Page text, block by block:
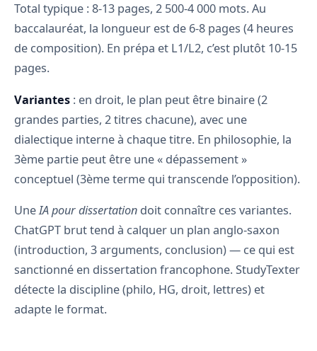
Total typique : 8-13 pages, 2 500-4 000 mots. Au
baccalauréat, la longueur est de 6-8 pages (4 heures
de composition). En prépa et L1/L2, c’est plutôt 10-15
pages.
Variantes : en droit, le plan peut être binaire (2
grandes parties, 2 titres chacune), avec une
dialectique interne à chaque titre. En philosophie, la
3ème partie peut être une « dépassement »
conceptuel (3ème terme qui transcende l’opposition).
UneIA pour dissertation doit connaître ces variantes.
ChatGPT brut tend à calquer un plan anglo-saxon
(introduction, 3 arguments, conclusion) — ce qui est
sanctionné en dissertation francophone. StudyTexter
détecte la discipline (philo, HG, droit, lettres) et
adapte le format.